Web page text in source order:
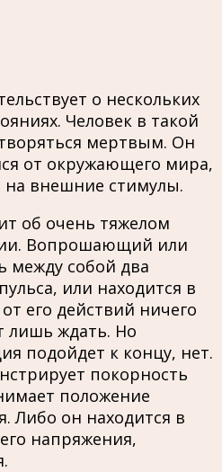
о нескольких
Человек в такой
мертвым. Он
от окружающего мира,
на внешние стимулы.
об очень тяжелом
Вопрошающий или
между собой два
или находится в
его действий ничего
лишь ждать. Но
подойдет к концу, нет.
покорность
положение
Либо он находится в
напряжения,